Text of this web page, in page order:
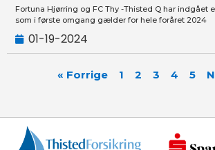
Fortuna Hjørring og FC Thy -Thisted Q har indgået
som i første omgang gælder for hele foråret 2024
01-19-2024
« Forrige 1 2 3 4 5